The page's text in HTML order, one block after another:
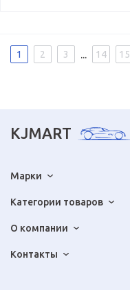
1 2 3 ... 14 15
KJMART
Марки
Категории товаров
О компании
Контакты